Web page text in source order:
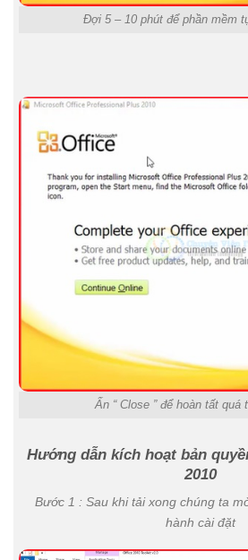
Đợi 5 – 10 phút để phần mềm
Ấn “ Close ” để hoàn tất quá
Hướng dẫn kích hoạt bản
2010
Bước 1 : Sau khi tải xong chúng ta
hành cài đặt